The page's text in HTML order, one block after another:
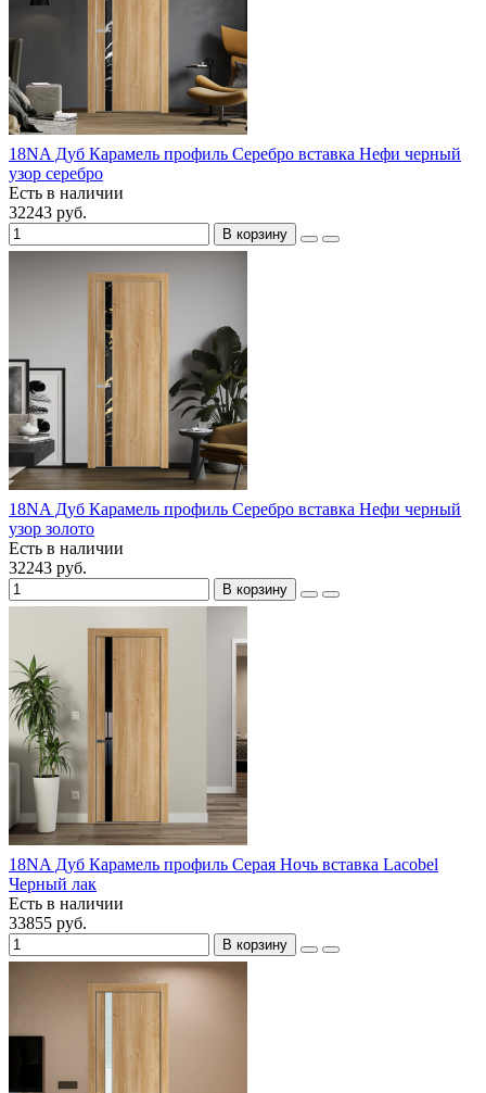
18NA Дуб Карамель профиль Серебро вставка Нефи черный
узор серебро
Есть в наличии
32243 руб.
В корзину
18NA Дуб Карамель профиль Серебро вставка Нефи черный
узор золото
Есть в наличии
32243 руб.
В корзину
18NA Дуб Карамель профиль Серая Ночь вставка Lacobel
Черный лак
Есть в наличии
33855 руб.
В корзину